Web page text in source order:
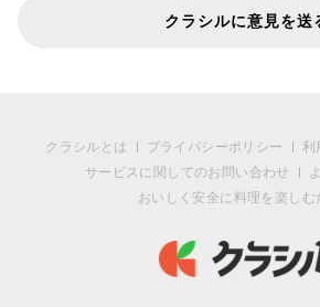
クラシルに意見を送
クラシルとは プライバシーポリシー 利
サービスに関してのお問い合わせ
おいしく安全に料理を楽しむ